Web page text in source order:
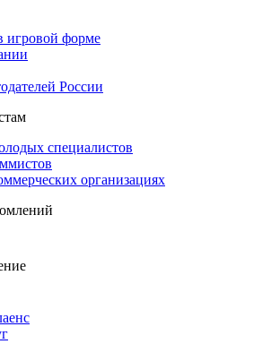
игровой форме
России
специалистов
организациях